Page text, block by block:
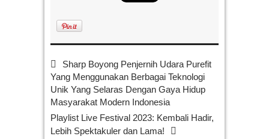
Sharp Boyong Penjernih Udara Purefit
Yang Menggunakan Berbagai Teknologi
Unik Yang Selaras Dengan Gaya Hidup
Masyarakat Modern Indonesia
Playlist Live Festival 2023: Kembali Hadir,
Lebih Spektakuler dan Lama!